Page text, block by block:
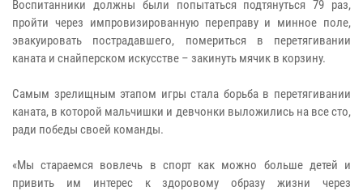
Воспитанники должны были попытаться подтянуться 79 раз,
пройти через импровизированную переправу и минное поле,
эвакуировать пострадавшего, помериться в перетягивании
каната и снайперском искусстве – закинуть мячик в корзину.
Самым зрелищным этапом игры стала борьба в перетягивании
каната, в которой мальчишки и девчонки выложились на все сто,
ради победы своей команды.
«Мы стараемся вовлечь в спорт как можно больше детей и
привить им интерес к здоровому образу жизни через